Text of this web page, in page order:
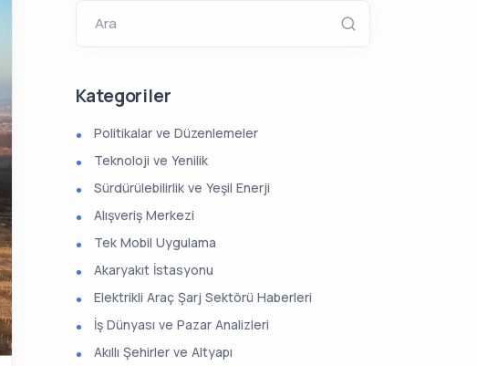
Ara
Kategoriler
Politikalar ve Düzenlemeler
Teknoloji ve Yenilik
Sürdürülebilirlik ve Yeşil Enerji
Alışveriş Merkezi
Tek Mobil Uygulama
Akaryakıt İstasyonu
Elektrikli Araç Şarj Sektörü Haberleri
İş Dünyası ve Pazar Analizleri
Akıllı Şehirler ve Altyapı